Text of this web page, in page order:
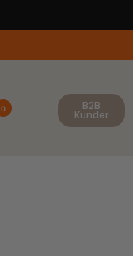
0 B2B
Kunder